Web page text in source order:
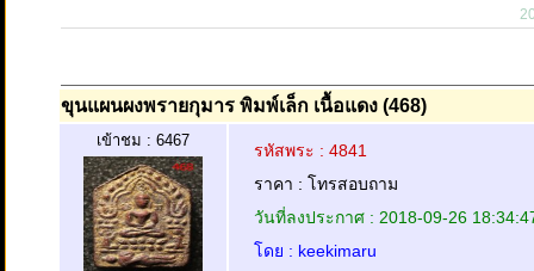
ขุนแผนผงพรายกุมาร พิมพ์เล็ก เนื้อแดง (468)
เข้าชม : 6467
รหัสพระ : 4841
ราคา : โทรสอบถาม
วันที่ลงประกาศ : 2018-09-26
โดย : keekimaru